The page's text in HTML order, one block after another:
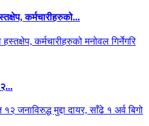
कर्मचारीहरुको...